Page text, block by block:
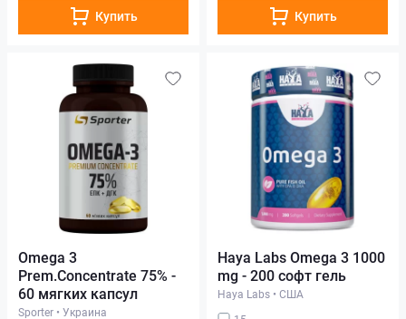
Купить Купить
Omega 3
Prem.Concentrate 75% -
60 мягких капсул
Sporter • Украина
Haya Labs Omega 3 1000
mg - 200 софт гель
Haya Labs • США